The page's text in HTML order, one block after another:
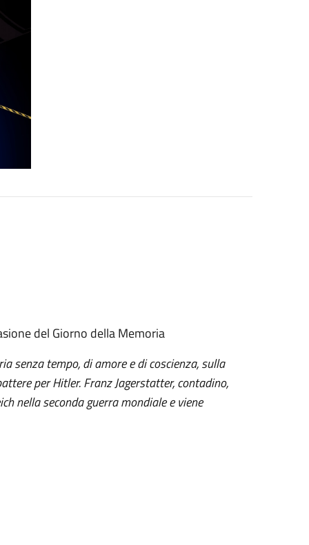
del Giorno della Memoria
senza tempo, di amore e di coscienza, sulla
per Hitler.Franz Jagerstatter, contadino,
nella seconda guerra mondiale e viene